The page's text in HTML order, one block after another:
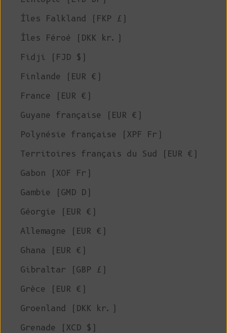
Îles Falkland (FKP £)
Îles Féroé (DKK kr.)
Fidji (FJD $)
Finlande (EUR €)
France (EUR €)
Guyane française (EUR €)
Polynésie française (XPF Fr)
Territoires français du Sud (EUR €)
Gabon (XOF Fr)
Gambie (GMD D)
Géorgie (EUR €)
Allemagne (EUR €)
Ghana (EUR €)
Gibraltar (GBP £)
Grèce (EUR €)
Groenland (DKK kr.)
Grenade (XCD $)